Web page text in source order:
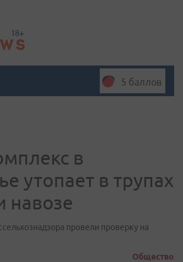
5 баллов
в
утопает в трупах
навозе
провели проверку на
Общество